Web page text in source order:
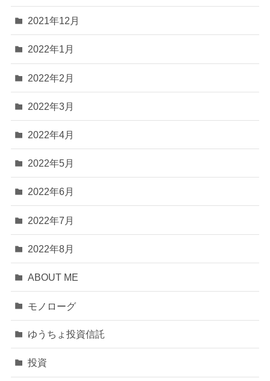
2021年12月
2022年1月
2022年2月
2022年3月
2022年4月
2022年5月
2022年6月
2022年7月
2022年8月
ABOUT ME
モノローグ
ゆうちょ投資信託
投資